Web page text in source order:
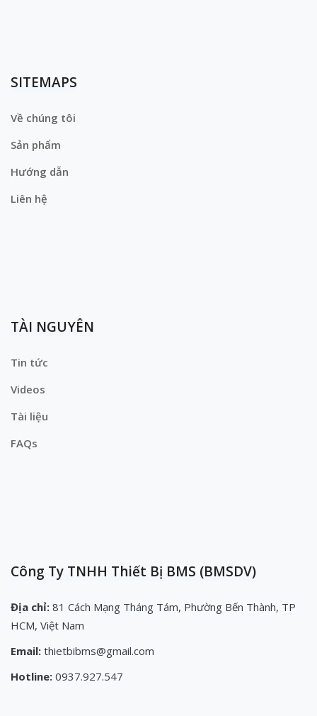
SITEMAPS
Về chúng tôi
Sản phẩm
Hướng dẫn
Liên hệ
TÀI NGUYÊN
Tin tức
Videos
Tài liệu
FAQs
Công Ty TNHH Thiết Bị BMS (BMSDV)
Địa chỉ: 81 Cách Mạng Tháng Tám, Phường Bến Thành, TP
HCM, Việt Nam
Email: thietbibms@gmail.com
Hotline: 0937.927.547